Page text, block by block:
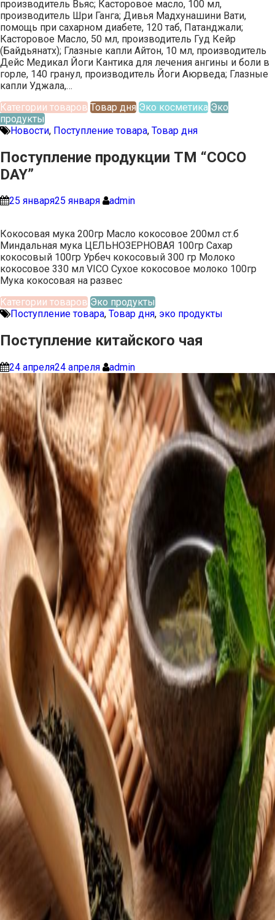
производитель Вьяс; Касторовое масло, 100 мл,
производитель Шри Ганга; Дивья Мадхунашини Вати,
помощь при сахарном диабете, 120 таб, Патанджали;
Касторовое Масло, 50 мл, производитель Гуд Кейр
(Байдьянатх); Глазные капли Айтон, 10 мл, производитель
Дейс Медикал Йоги Кантика для лечения ангины и боли в
горле, 140 гранул, производитель Йоги Аюрведа; Глазные
капли Уджала,…
Категории товаров Товар дня Эко косметика Эко
продукты
Новости, Поступление товара, Товар дня
Поступление продукции ТМ “COCO
DAY”
25 января25 января admin
Кокосовая мука 200гр Масло кокосовое 200мл ст.б
Миндальная мука ЦЕЛЬНОЗЕРНОВАЯ 100гр Сахар
кокосовый 100гр Урбеч кокосовый 300 гр Молоко
кокосовое 330 мл VICO Сухое кокосовое молоко 100гр
Мука кокосовая на развес
Категории товаров Эко продукты
Поступление товара, Товар дня, эко продукты
Поступление китайского чая
24 апреля24 апреля admin